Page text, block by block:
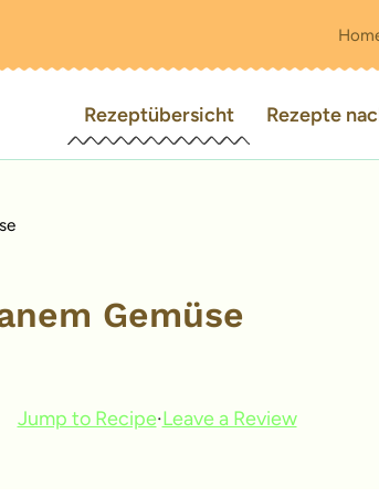
Rezeptübersicht Rezepte
Gemüse
Jump to Recipe·Leave a Review